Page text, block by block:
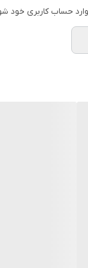
حساب کاربری خود